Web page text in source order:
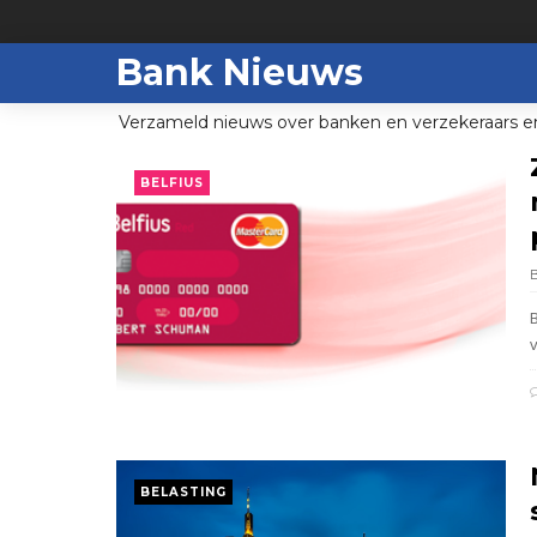
Bank Nieuws
Verzameld nieuws over banken en verzekeraars
BELFIUS
BELASTING